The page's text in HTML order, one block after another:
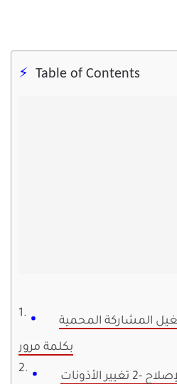
Table of Contents
تشغيل المشاركة المحمية
بكلمة مرور
-2 تغيير الأذونات